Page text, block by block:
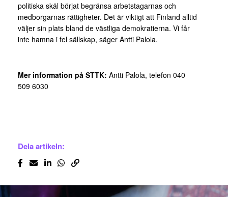
politiska skäl börjat begränsa arbetstagarnas och
medborgarnas rättigheter. Det är viktigt att Finland alltid
väljer sin plats bland de västliga demokratierna. Vi får
inte hamna i fel sällskap, säger Antti Palola.
Mer information på STTK: Antti Palola, telefon 040
509 6030
Dela artikeln: